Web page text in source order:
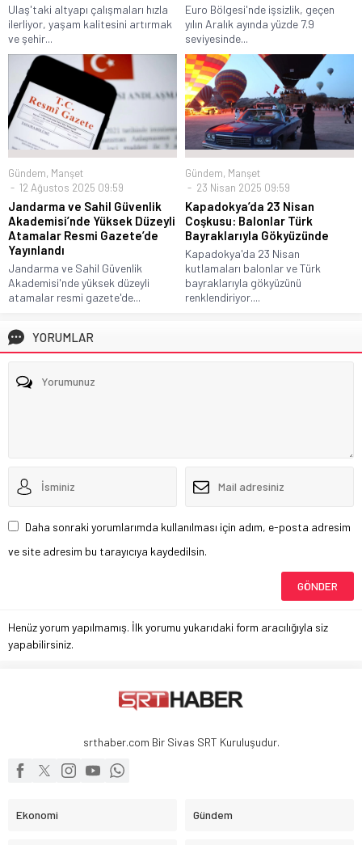
Ulaş'taki altyapı çalışmaları hızla
ilerliyor, yaşam kalitesini artırmak
ve şehir...
Euro Bölgesi'nde işsizlik, geçen
yılın Aralık ayında yüzde 7.9
seviyesinde...
Gündem, Manşet
12 Ağustos 2025 09:59
Jandarma ve Sahil Güvenlik
Akademisi’nde Yüksek Düzeyli
Atamalar Resmi Gazete’de
Yayınlandı
Jandarma ve Sahil Güvenlik
Akademisi'nde yüksek düzeyli
atamalar resmi gazete'de...
Gündem, Manşet
23 Nisan 2025 09:59
Kapadokya’da 23 Nisan
Coşkusu: Balonlar Türk
Bayraklarıyla Gökyüzünde
Kapadokya'da 23 Nisan
kutlamaları balonlar ve Türk
bayraklarıyla gökyüzünü
renklendiriyor....
YORUMLAR
Daha sonraki yorumlarımda kullanılması için adım, e-posta adresim
ve site adresim bu tarayıcıya kaydedilsin.
Henüz yorum yapılmamış. İlk yorumu yukarıdaki form aracılığıyla siz
yapabilirsiniz.
srthaber.com Bir Sivas SRT Kuruluşudur.
Ekonomi Gündem